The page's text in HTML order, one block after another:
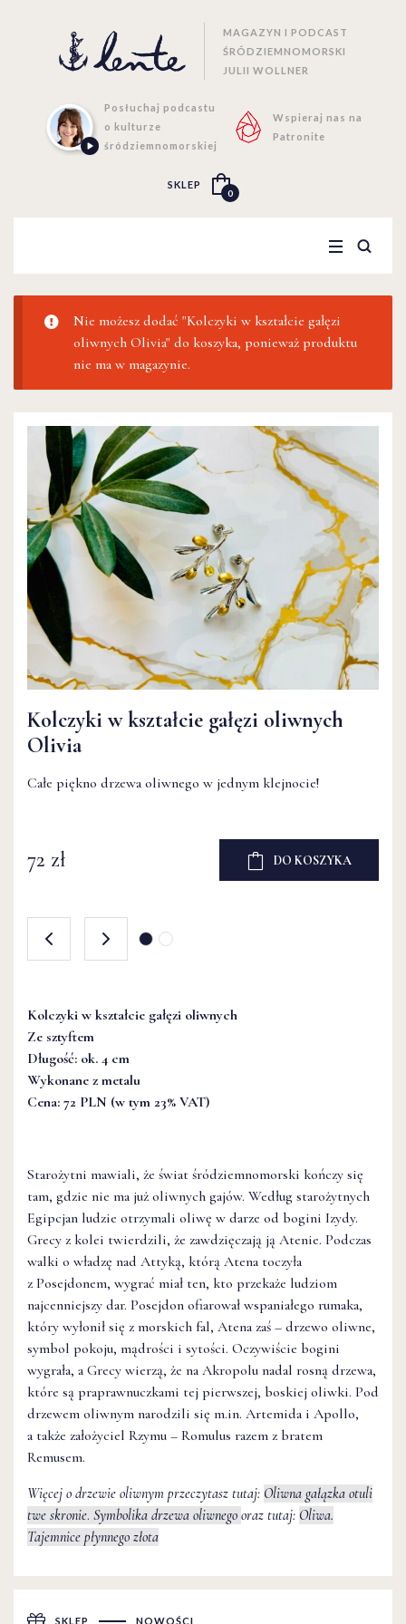
MAGAZYN I PODCAST
ŚRÓDZIEMNOMORSKI
JULII WOLLNER
Posłuchaj podcastu
o kulturze
śródziemnomorskiej
Wspieraj nas na
Patronite
SKLEP
0
Nie możesz dodać "Kolczyki w kształcie gałęzi
oliwnych Olivia" do koszyka, ponieważ produktu
nie ma w magazynie.
Kolczyki w kształcie gałęzi oliwnych
Olivia
Całe piękno drzewa oliwnego w jednym klejnocie!
72 zł DO KOSZYKA
Kolczyki w kształcie gałęzi oliwnych
72 zł DO KOSZYKA
Kolczyki w kształcie gałęzi oliwnych
Ze sztyftem
Długość: ok. 4 cm
Wykonane z metalu
Cena: 72 PLN (w tym 23% VAT)
Starożytni mawiali, że świat śródziemnomorski kończy się
tam, gdzie nie ma już oliwnych gajów. Według starożytnych
Egipcjan ludzie otrzymali oliwę w darze od bogini Izydy.
Grecy z kolei twierdzili, że zawdzięczają ją Atenie. Podczas
walki o władzę nad Attyką, którą Atena toczyła
z Posejdonem, wygrać miał ten, kto przekaże ludziom
najcenniejszy dar. Posejdon ofiarował wspaniałego rumaka,
który wyłonił się z morskich fal, Atena zaś – drzewo oliwne,
symbol pokoju, mądrości i sytości. Oczywiście bogini
wygrała, a Grecy wierzą, że na Akropolu nadal rosną drzewa,
które są praprawnuczkami tej pierwszej, boskiej oliwki. Pod
drzewem oliwnym narodzili się m.in. Artemida i Apollo,
a także założyciel Rzymu – Romulus razem z bratem
Remusem.
Więcej o drzewie oliwnym przeczytasz tutaj: Oliwna gałązka otuli
twe skronie. Symbolika drzewa oliwnego oraz tutaj: Oliwa.
Tajemnice płynnego złota
SKLEP NOWOŚCI